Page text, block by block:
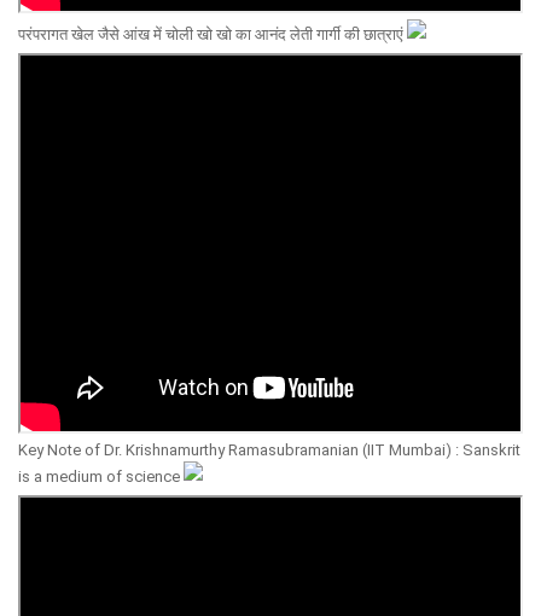
परंपरागत खेल जैसे आंख में चोली खो खो का आनंद लेती गार्गी की छात्राएं
Key Note of Dr. Krishnamurthy Ramasubramanian (IIT Mumbai) : Sanskrit
is a medium of science